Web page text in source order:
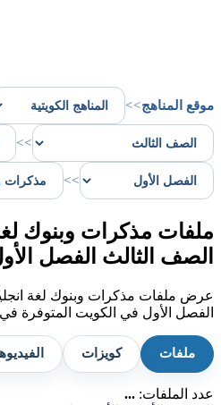
موقع المناهج>>
>>
>>
ملفات مذكرات وبنوك
الصف الثالث الفصل
عرض ملفات مذكرات وبنوك لغة
الفصل الأول في الكويت المتوفرة في
ملفات كويزات
عدد الملفات: ...